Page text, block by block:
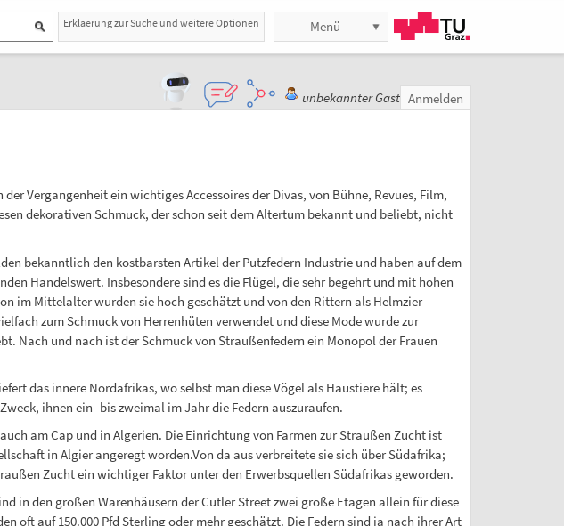
Erklaerung zur Suche und weitere Optionen Menü
unbekannter Gast Anmelden
Vergangenheit ein wichtiges Accessoires der Divas, von Bühne, Revues, Film,
dekorativen Schmuck, der schon seit dem Altertum bekannt und beliebt, nicht
bekanntlich den kostbarsten Artikel der Putzfedern Industrie und haben auf dem
Handelswert. Insbesondere sind es die Flügel, die sehr begehrt und mit hohen
im Mittelalter wurden sie hoch geschätzt und von den Rittern als Helmzier
zum Schmuck von Herrenhüten verwendet und diese Mode wurde zur
Nach und nach ist der Schmuck von Straußenfedern ein Monopol der Frauen
das innere Nordafrikas, wo selbst man diese Vögel als Haustiere hält; es
ihnen ein- bis zweimal im Jahr die Federn auszuraufen.
am Cap und in Algerien. Die Einrichtung von Farmen zur Straußen Zucht ist
in Algier angeregt worden.Von da aus verbreitete sie sich über Südafrika;
Zucht ein wichtiger Faktor unter den Erwerbsquellen Südafrikas geworden.
in den großen Warenhäusern der Cutler Street zwei große Etagen allein für diese
oft auf 150.000 Pfd Sterling oder mehr geschätzt. Die Federn sind ja nach ihrer Art